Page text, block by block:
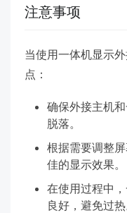
注意事项
当使用一体机显示
点：
确保外接主机
脱落。
根据需要调整
佳的显示效果。
在使用过程中
良好，避免过热